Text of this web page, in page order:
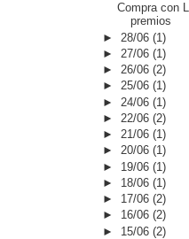
Compra con
premios
► 28/06(1)
► 27/06(1)
►26/06(2)
►25/06(1)
► 24/06(1)
► 22/06(2)
►21/06(1)
►20/06(1)
► 19/06(1)
► 18/06(1)
► 17/06(2)
► 16/06(2)
► 15/06(2)